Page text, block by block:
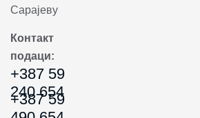
Сарајеву
Контакт
подаци:
+387 59
240 654
+387 59